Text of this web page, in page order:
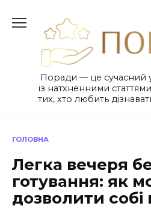
до
Поради — це сучасний
із натхненними
тих, хто любить
ГОЛОВНА
Легка вечеря
готування: як
дозволити собі